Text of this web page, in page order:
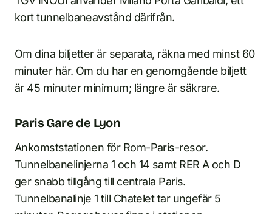
kort tunnelbaneavstånd därifrån.
Om dina biljetter är separata, räkna med minst 60
minuter här. Om du har en genomgående biljett
är 45 minuter minimum; längre är säkrare.
Paris Gare de Lyon
Ankomststationen för Rom-Paris-resor.
Tunnelbanelinjerna 1 och 14 samt RER A och D
ger snabb tillgång till centrala Paris.
Tunnelbanalinje 1 till Chatelet tar ungefär 5